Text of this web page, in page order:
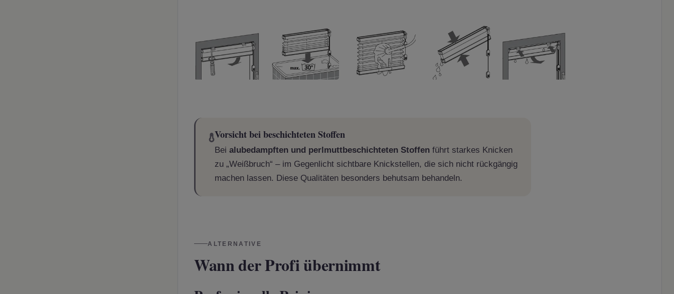
Vorsicht bei beschichteten Stoffen
Bei alubedampften und perlmuttbeschichteten Stoffenführt starkes Knicken
zu „Weißbruch“ – im Gegenlicht sichtbare Knickstellen, die sich nicht rückgängig
machen lassen. Diese Qualitäten besonders behutsam behandeln.
ALTERNATIVE
Wann der Profi übernimmt